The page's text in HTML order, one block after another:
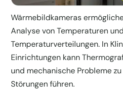
Wärmebildkameras
Analyse von Temperaturen und
Temperaturverteilungen. In
Einrichtungen kann
und mechanische Probleme
Störungen führen.